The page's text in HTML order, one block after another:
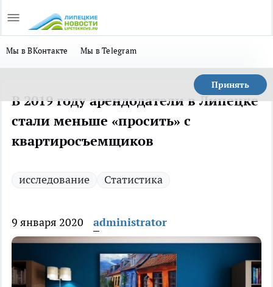
Мы в ВКонтакте Мы в Telegram
Принять
В 2019 году арендодатели в Липецке
стали меньше «просить» с
квартиросъемщиков
исследование Статистика
9 января 2020 administrator